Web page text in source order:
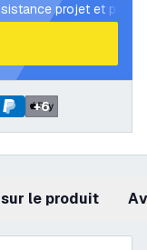
projet et plans
+6
le produit